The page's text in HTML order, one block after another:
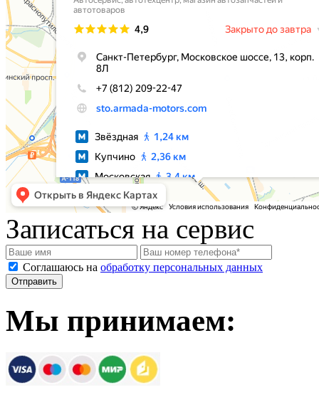
Записаться на сервис
Соглашаюсь на обработку персональных данных
Мы принимаем: